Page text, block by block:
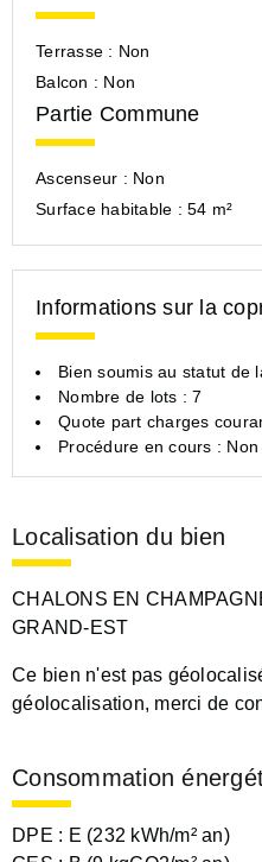
Terrasse : Non
Balcon : Non
Partie Commune
Ascenseur : Non
Surface habitable : 54 m²
Informations sur la
Bien soumis au statut de
Nombre de lots : 7
Quote part charges
Procédure en cours : Non
Localisation du bien
CHALONS EN
GRAND-EST
Ce bien n'est pas
géolocalisation, merci de
Consommation
DPE : E (232 kWh/m² an)